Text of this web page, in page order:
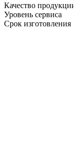
Качество
Уровень сервиса
Срок изготовления